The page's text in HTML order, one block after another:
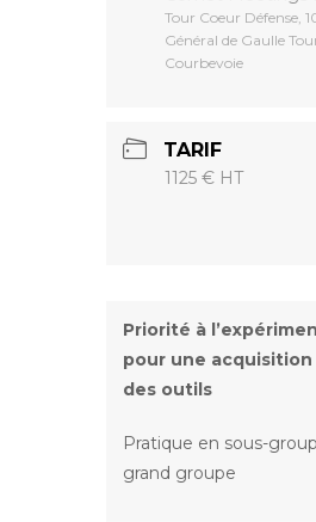
Tour Coeur Défense,
Général de Gaulle
Courbevoie
TARIF
1125 € HT
Priorité à
pour une
des outils
Pratique en sous-
grand groupe